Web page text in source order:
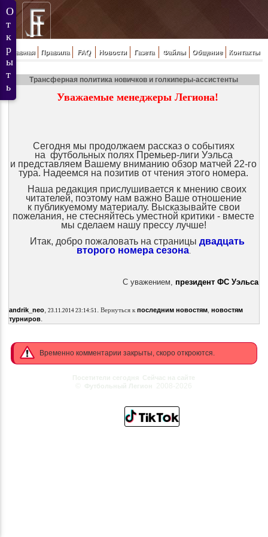
Главная Правила FAQ Новости Газета Файлы Общение Контакты
Трансферная политика новичков и голкиперы-ассистенты
Уважаемые менеджеры Легиона!
Сегодня мы продолжаем рассказ о событиях
на футбольных полях Премьер-лиги Уэльса
и представляем Вашему вниманию обзор матчей 22-го
тура. Надеемся на позитив от чтения этого номера.
Наша редакция прислушивается к мнению своих
читателей, поэтому нам важно Ваше отношение
к публикуемому материалу. Высказывайте свои
пожелания, не стесняйтесь уместной критики - вместе
мы сделаем нашу прессу лучше!
Итак, добро пожаловать на страницы двадцать
второго номера сезона.
С уважением, президент ФC Уэльса
andrik_neo, 23.11.2014 23:14:51 . Вернуться к последним новостям, новостям
турниров.
Временно комментарии закрыты, скоро откроются.